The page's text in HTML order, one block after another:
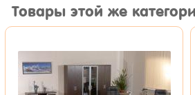
Товары этой же